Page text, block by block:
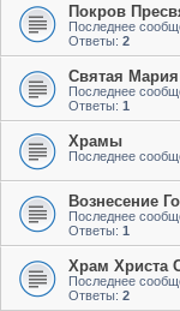
Покров
Последнее
Ответы: 2
Святая
Последнее
Ответы: 1
Храмы
Последнее
Вознесение
Последнее
Ответы: 1
Храм Христа
Последнее
Ответы: 2